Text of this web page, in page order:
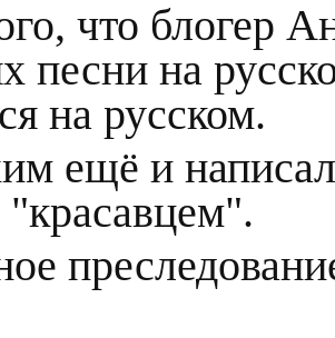
что блогер
песни на
на русском.
ещё и